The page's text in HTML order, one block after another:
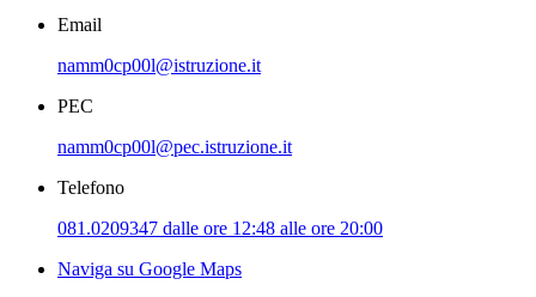
Email
namm0cp00l@istruzione.it
PEC
namm0cp00l@pec.istruzione.it
Telefono
081.0209347 dalle ore 12:48 alle ore 20:00
Naviga su Google Maps